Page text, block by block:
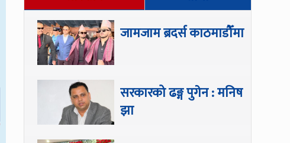
जामजाम ब्रदर्स काठमाडौँमा
सरकारको ढङ्ग पुगेन : मनिष
झा